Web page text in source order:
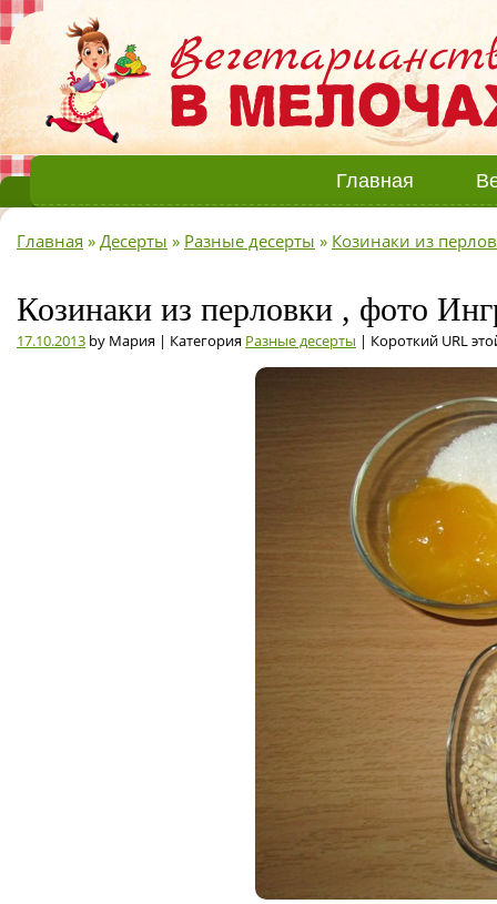
Главная
Главная » Десерты » Разные десерты » Козинаки из
Козинаки из перловки , фото
17.10.2013 by Мария | Категория Разные десерты | Короткий URL